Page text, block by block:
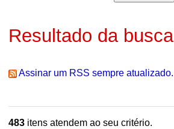
Resultado da busca
Assinar um RSS sempre atualizado.
483itens atendem ao seu critério.